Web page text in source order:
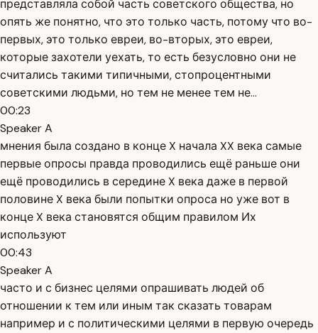
представляла собой часть советского общества, но
опять же понятно, что это только часть, потому что во-
первых, это только евреи, во-вторых, это евреи,
которые захотели уехать, то есть безусловно они не
считались такими типичными, стопроцентными
советскими людьми, но тем не менее тем не...
00:23
Speaker A
мнения была создано в конце X начала XX века самые
первые опросы правда проводились ещё раньше они
ещё проводились в середине X века даже в первой
половине X века были попытки опроса но уже вот в
конце X века становятся общим правилом Их
используют
00:43
Speaker A
часто и с бизнес целями опрашивать людей об
отношении к тем или иным так сказать товарам
например и с политическими целями в первую очередь